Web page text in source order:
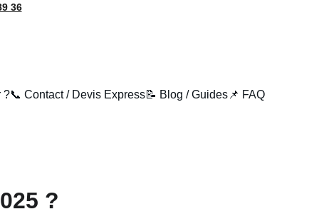
36
?📞 Contact / Devis Express📝 Blog / Guides 📌 FAQ
?